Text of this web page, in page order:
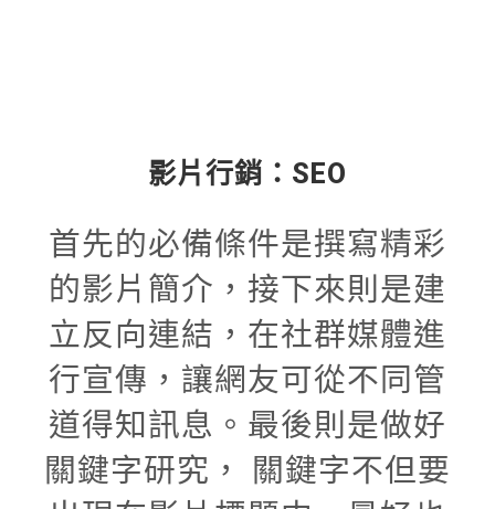
影片行銷：SEO
首先的必備條件是撰寫精彩
的影片簡介，接下來則是建
立反向連結，在社群媒體進
行宣傳，讓網友可從不同管
道得知訊息。最後則是做好
關鍵字研究， 關鍵字不但要